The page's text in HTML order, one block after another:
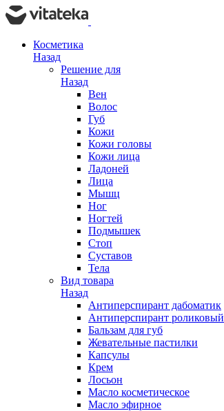
Косметика
Назад
Решение для
Назад
Вен
Волос
Губ
Кожи
Кожи головы
Кожи лица
Ладоней
Лица
Мышц
Ног
Ногтей
Подмышек
Стоп
Суставов
Тела
Вид товара
Назад
Антиперспирант дабоматик
Антиперспирант роликовый
Бальзам для губ
Жевательные пастилки
Капсулы
Крем
Лосьон
Масло косметическое
Масло эфирное